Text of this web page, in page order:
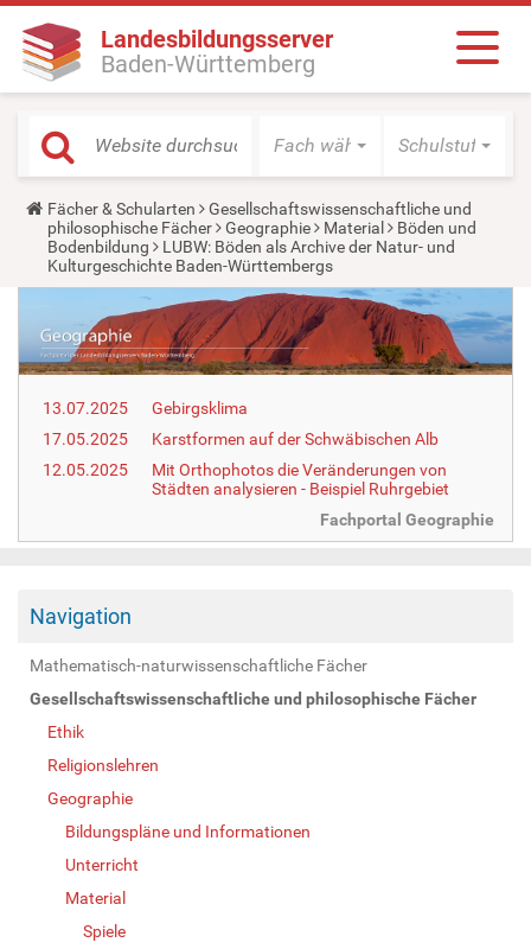
Landesbildungsserver
Baden-Württemberg
Fach wählen Schulstufe
Y
o
u
a
r
e
r
e
Fächer & Schularten
Gesellschaftswissenschaftliche und
philosophische Fächer
Geographie Material
Böden und
Bodenbildung
LUBW: Böden als Archive der Natur- und
Kulturgeschichte Baden-Württembergs
13.07.2025
Gebirgsklima
17.05.2025
Karstformen auf der Schwäbischen Alb
12.05.2025
Mit Orthophotos die Veränderungen von
Städten analysieren - Beispiel Ruhrgebiet
Fachportal Geographie
Navigation
Mathematisch-naturwissenschaftliche Fächer
Gesellschaftswissenschaftliche und philosophische Fächer
Ethik
Religionslehren
Geographie
Bildungspläne und Informationen
Unterricht
Material
Spiele